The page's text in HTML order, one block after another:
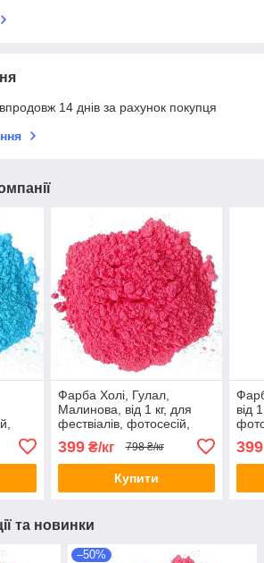
14 днів за рахунок покупця
Фарба Холі, Гулал,
Малинова, від 1 кг, для
фествіалів, фотосесій,
дитячих свят Фарби холі
399₴/кг 798 ₴/кг
Купити
від
399
та новинки
–50%